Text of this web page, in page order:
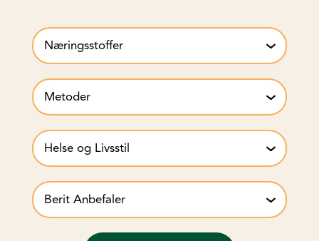
Næringsstoffer
Metoder
Helse og Livsstil
Berit Anbefaler